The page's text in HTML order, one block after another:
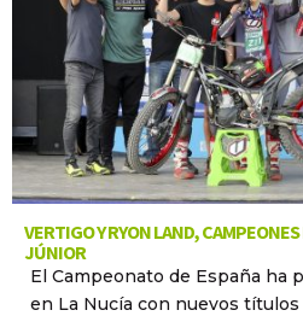
VERTIGO Y RYON LAND,
JÚNIOR
El Campeonato de España ha
en La Nucía con nuevos